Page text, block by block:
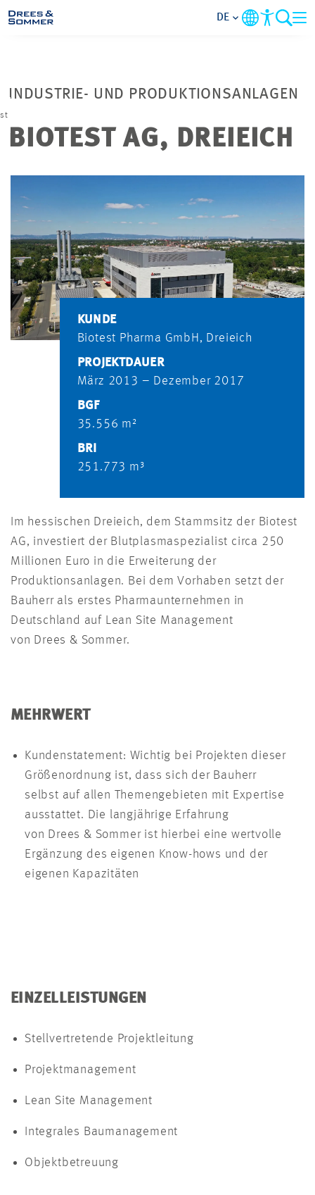
UNTERNEHMEN
KARRIERE
DE
INDUSTRIE- UND PRODUKTIONSANLAGEN
BIOTEST AG, DREIEICH
KUNDE
Biotest Pharma GmbH, Dreieich
PROJEKTDAUER
März 2013 – Dezember 2017
BGF
35.556 m²
BRI
251.773 m³
Im hessischen Dreieich, dem Stammsitz der Biotest
AG, investiert der Blutplasmaspezialist circa 250
Millionen Euro in die Erweiterung der
Produktionsanlagen. Bei dem Vorhaben setzt der
Bauherr als erstes Pharmaunternehmen in
Deutschland auf Lean Site Management
von Drees & Sommer.
MEHRWERT
Kundenstatement: Wichtig bei Projekten dieser
Größenordnung ist, dass sich der Bauherr
selbst auf allen Themengebieten mit Expertise
ausstattet. Die langjährige Erfahrung
von Drees & Sommer ist hierbei eine wertvolle
Ergänzung des eigenen Know-hows und der
eigenen Kapazitäten
EINZELLEISTUNGEN
Stellvertretende Projektleitung
Projektmanagement
Lean Site Management
Integrales Baumanagement
Objektbetreuung